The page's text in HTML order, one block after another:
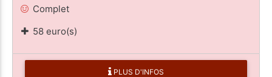
Complet
58 euro(s)
PLUS D'INFOS